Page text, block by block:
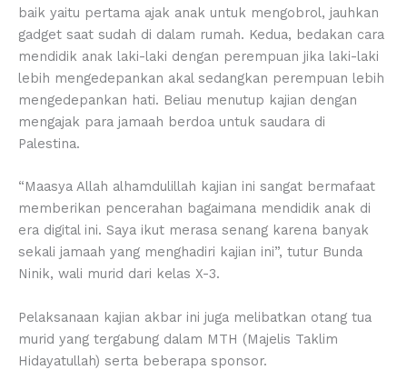
baik yaitu pertama ajak anak untuk mengobrol, jauhkan
gadget saat sudah di dalam rumah. Kedua, bedakan cara
mendidik anak laki-laki dengan perempuan jika laki-laki
lebih mengedepankan akal sedangkan perempuan lebih
mengedepankan hati. Beliau menutup kajian dengan
mengajak para jamaah berdoa untuk saudara di
Palestina.
“Maasya Allah alhamdulillah kajian ini sangat bermafaat
memberikan pencerahan bagaimana mendidik anak di
era digital ini. Saya ikut merasa senang karena banyak
sekali jamaah yang menghadiri kajian ini”, tutur Bunda
Ninik, wali murid dari kelas X-3.
Pelaksanaan kajian akbar ini juga melibatkan otang tua
murid yang tergabung dalam MTH (Majelis Taklim
Hidayatullah) serta beberapa sponsor.